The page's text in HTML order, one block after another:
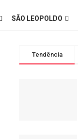
SÃO LEOPOLDO
Tendência